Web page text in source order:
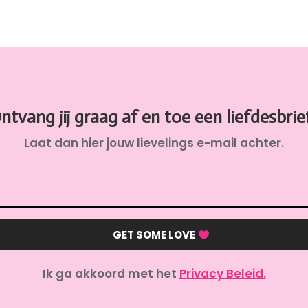
jij graag af en toe een
Laat dan hier jouw lievelings e-mail achter.
GET SOME LOVE
Ik ga akkoord met het Privacy Beleid.